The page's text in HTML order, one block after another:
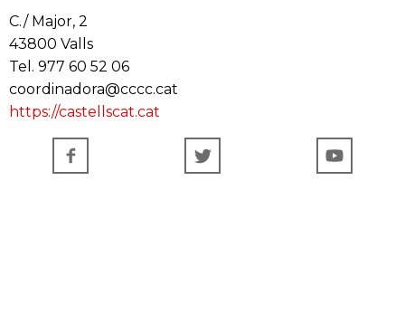
C./ Major, 2
43800 Valls
Tel. 977 60 52 06
coordinadora@cccc.cat
https://castellscat.cat